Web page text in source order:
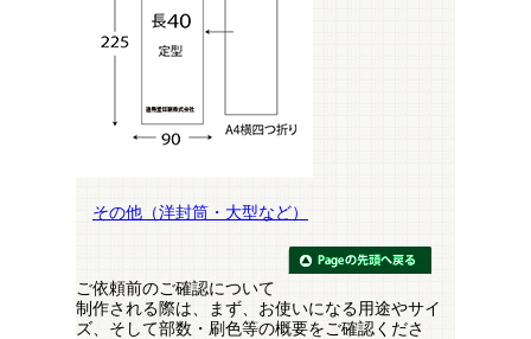
その他（洋封筒・大型など）
ご依頼前のご確認について
制作される際は、まず、お使いになる用途やサイ
ズ、そして部数・刷色等の概要をご確認くださ